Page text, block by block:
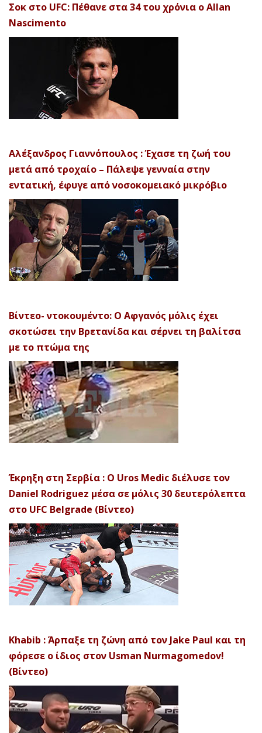
Σοκ στο UFC: Πέθανε στα 34 του χρόνια ο Allan
Nascimento
Αλέξανδρος Γιαννόπουλος : Έχασε τη ζωή του
μετά από τροχαίο – Πάλεψε γενναία στην
εντατική, έφυγε από νοσοκομειακό μικρόβιο
Βίντεο- ντοκουμέντο: Ο Αφγανός μόλις έχει
σκοτώσει την Βρετανίδα και σέρνει τη βαλίτσα
με το πτώμα της
Έκρηξη στη Σερβία : Ο Uros Medic διέλυσε τον
Daniel Rodriguez μέσα σε μόλις 30 δευτερόλεπτα
στο UFC Belgrade (Βίντεο)
Khabib : Άρπαξε τη ζώνη από τον Jake Paul και τη
φόρεσε ο ίδιος στον Usman Nurmagomedov!
(Βίντεο)